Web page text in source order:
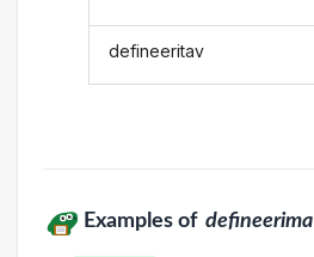
defineeritav
Examples of defineerima